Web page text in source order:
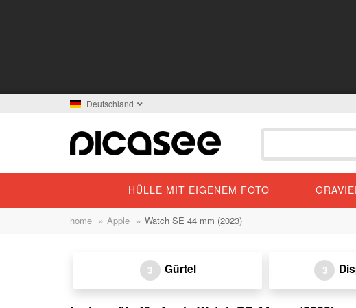
Deutschland
HÜLLE MIT EIGENEM FOTO
home » Apple » Watch SE 44 mm (2023)
3 Gürtel 3